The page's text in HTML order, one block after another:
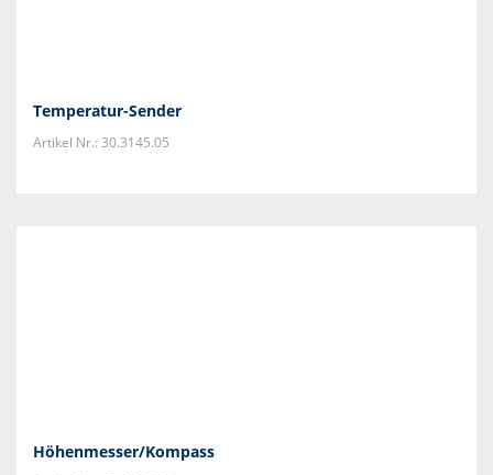
Temperatur-Sender
Artikel Nr.: 30.3145.05
Höhenmesser/Kompass